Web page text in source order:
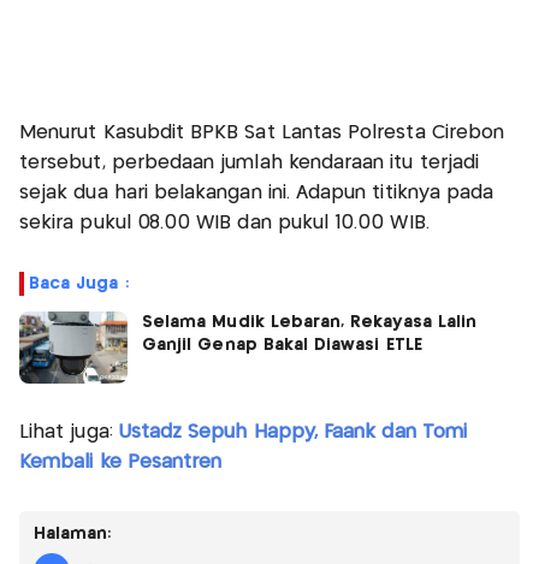
Menurut Kasubdit BPKB Sat Lantas Polresta Cirebon
tersebut, perbedaan jumlah kendaraan itu terjadi
sejak dua hari belakangan ini. Adapun titiknya pada
sekira pukul 08.00 WIB dan pukul 10.00 WIB.
Baca Juga :
Selama Mudik Lebaran, Rekayasa Lalin
Ganjil Genap Bakal Diawasi ETLE
Lihat juga: Ustadz Sepuh Happy, Faank dan Tomi
Kembali ke Pesantren
Halaman: